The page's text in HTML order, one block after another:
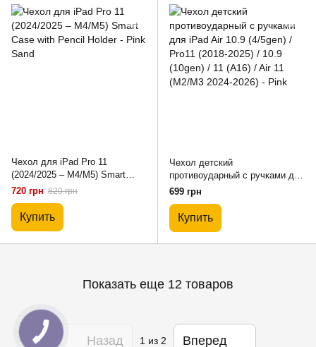
Чехол для iPad Pro 11
(2024/2025 – M4/M5) Smart
Case with Pencil Holder - Pink
720 грн 820 грн
Купить
Чехол детский
противоударный с ручками для
iPad Air 10.9 (4/5gen) / Pro11
(A16) / Air 11 (M2/M3 2024-2026)
- Pink
699 грн
Купить
Показать еще 12 товаров
Назад 1из 2 Вперед